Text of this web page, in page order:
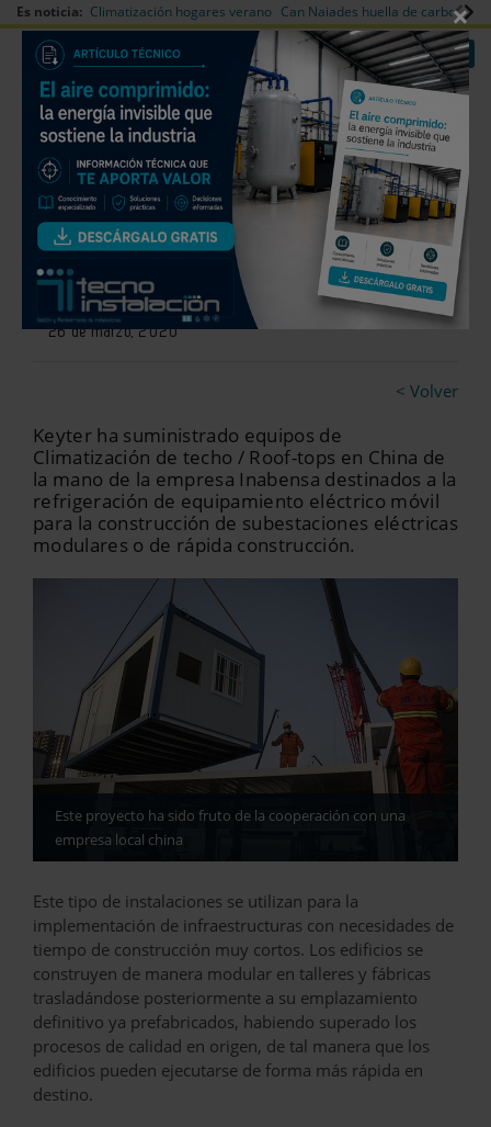
Es noticia: Climatización hogares verano Can Naiades huella de carbono
Redes Sociales Es noticia Login empresas Registro
Keyter suministra equipos en
China para Inabensa
26 de marzo, 2020
< Volver
Keyter ha suministrado equipos de
Climatización de techo / Roof-tops en China de
la mano de la empresa Inabensa destinados a la
refrigeración de equipamiento eléctrico móvil
para la construcción de subestaciones eléctricas
modulares o de rápida construcción.
Este proyecto ha sido fruto de la cooperación con una
empresa local china
Este tipo de instalaciones se utilizan para la
implementación de infraestructuras con necesidades de
tiempo de construcción muy cortos. Los edificios se
construyen de manera modular en talleres y fábricas
trasladándose posteriormente a su emplazamiento
definitivo ya prefabricados, habiendo superado los
procesos de calidad en origen, de tal manera que los
edificios pueden ejecutarse de forma más rápida en
destino.
×